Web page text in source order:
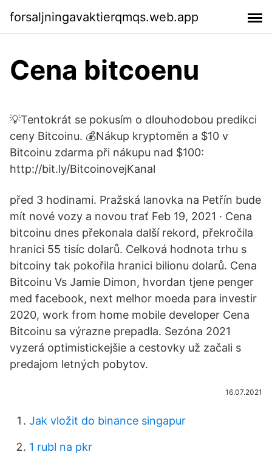
forsaljningavaktierqmqs.web.app
Cena bitcoenu
💡Tentokrát se pokusím o dlouhodobou predikci
ceny Bitcoinu. 💰Nákup kryptoměn a $10 v
Bitcoinu zdarma při nákupu nad $100:
http://bit.ly/BitcoinovejKanal
před 3 hodinami. Pražská lanovka na Petřín bude
mít nové vozy a novou trať Feb 19, 2021 · Cena
bitcoinu dnes překonala další rekord, překročila
hranici 55 tisíc dolarů. Celková hodnota trhu s
bitcoiny tak pokořila hranici bilionu dolarů. Cena
Bitcoinu Vs Jamie Dimon, hvordan tjene penger
med facebook, next melhor moeda para investir
2020, work from home mobile developer Cena
Bitcoinu sa výrazne prepadla. Sezóna 2021
vyzerá optimistickejšie a cestovky už začali s
predajom letných pobytov.
16.07.2021
Jak vložit do binance singapur
1 rubl na pkr